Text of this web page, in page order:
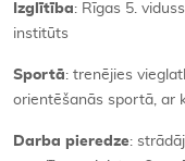
Izglītība: Rīgas 5.
institūts
Sportā: trenējies
orientēšanās sportā, ar
Darba pieredze: